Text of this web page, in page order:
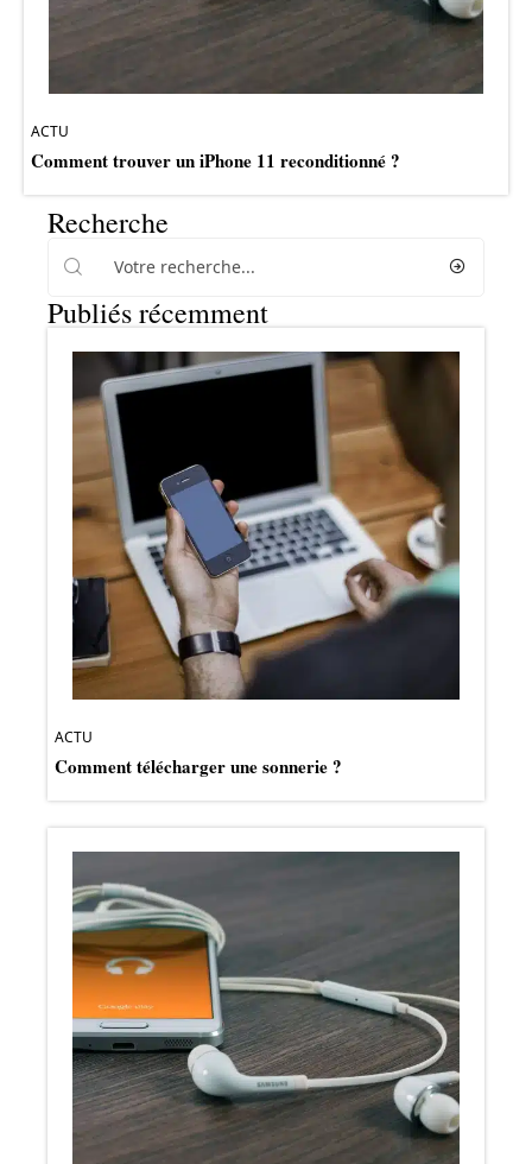
ACTU
Comment trouver un iPhone 11 reconditionné ?
Recherche
Publiés récemment
ACTU
Comment télécharger une sonnerie ?